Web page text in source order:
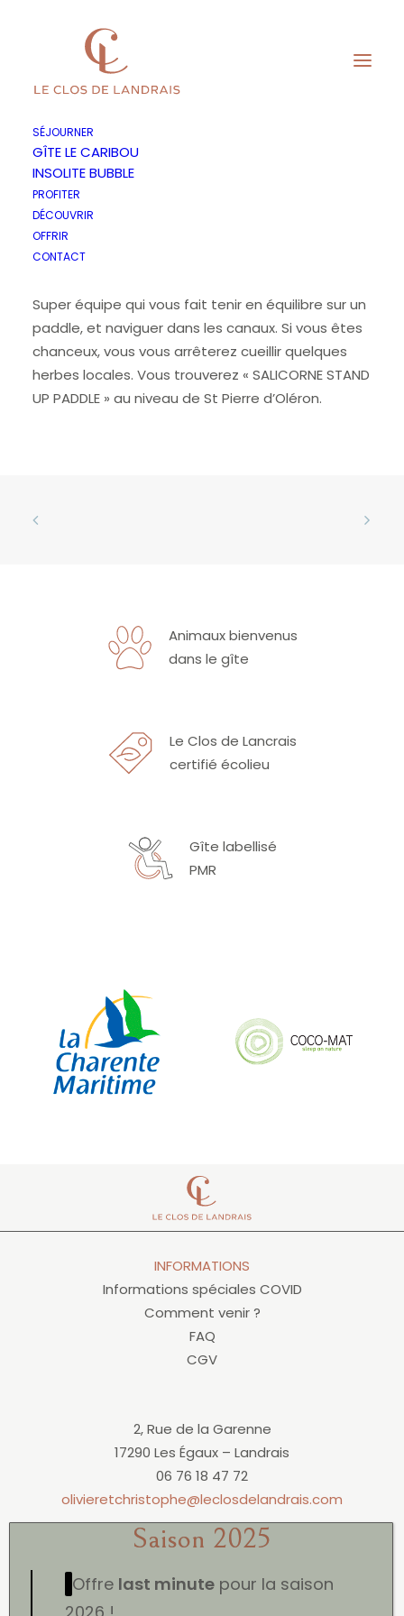
SÉJOURNER
GÎTE LE CARIBOU
INSOLITE BUBBLE
PROFITER
DÉCOUVRIR
OFFRIR
CONTACT
Paddle dans les marais
Une autre façon de découvrir l’île d’Oléron. Une
Super équipe qui vous fait tenir en équilibre sur un
paddle, et naviguer dans les canaux. Si vous êtes
chanceux, vous vous arrêterez cueillir quelques
herbes locales. Vous trouverez « SALICORNE STAND
UP PADDLE » au niveau de St Pierre d’Oléron.
Animaux bienvenus
dans le gîte
Le Clos de Lancrais
certifié écolieu
Gîte labellisé
PMR
INFORMATIONS
Informations spéciales COVID
Comment venir ?
FAQ
CGV
2, Rue de la Garenne
17290 Les Égaux – Landrais
06 76 18 47 72
olivieretchristophe@leclosdelandrais.com
Offre last minute pour la saison